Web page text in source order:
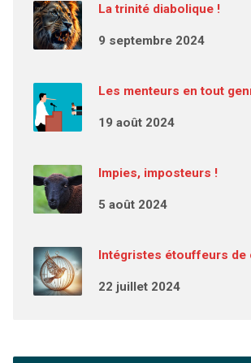
La trinité diabolique !
9 septembre 2024
Les menteurs en tout
19 août 2024
Impies, imposteurs !
5 août 2024
Intégristes étouffeurs de
22 juillet 2024